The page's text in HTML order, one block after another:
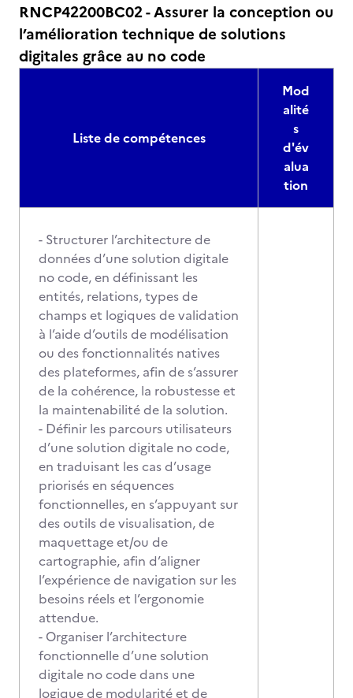
RNCP42200BC02 - Assurer la conception ou
l’amélioration technique de solutions
digitales grâce au no code
Liste de compétences
Mod
alité
s
d'év
alua
tion
- Structurer l’architecture de
données d’une solution digitale
no code, en définissant les
entités, relations, types de
champs et logiques de validation
à l’aide d’outils de modélisation
ou des fonctionnalités natives
des plateformes, afin de s’assurer
de la cohérence, la robustesse et
la maintenabilité de la solution.
- Définir les parcours utilisateurs
d’une solution digitale no code,
en traduisant les cas d’usage
priorisés en séquences
fonctionnelles, en s’appuyant sur
des outils de visualisation, de
maquettage et/ou de
cartographie, afin d’aligner
l’expérience de navigation sur les
besoins réels et l’ergonomie
attendue.
- Organiser l’architecture
fonctionnelle d’une solution
digitale no code dans une
logique de modularité et de